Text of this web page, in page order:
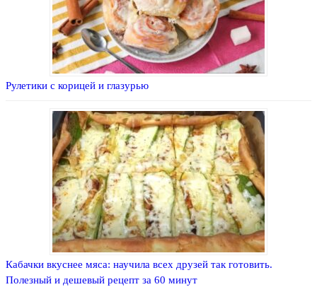
Рулетики с корицей и глазурью
Кабачки вкуснее мяса: научила всех друзей так готовить.
Полезный и дешевый рецепт за 60 минут